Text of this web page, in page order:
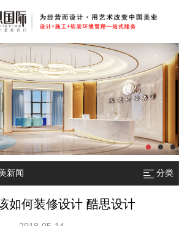
新闻 分类
如何装修设计 酷思设计